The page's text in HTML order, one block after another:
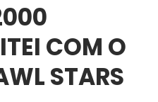
COM O
STARS